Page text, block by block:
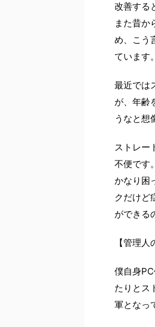
改善する
また昔か
め、こう
ています。
最近では
が、年齢
うなと想
ストレー
不便です
かなり困
クだけど
ができる
【管理人
僕自身
たりとス
軍となっ